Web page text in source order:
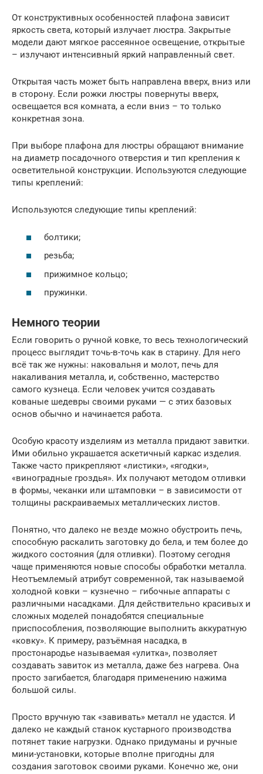
От конструктивных особенностей плафона зависит
яркость света, который излучает люстра. Закрытые
модели дают мягкое рассеянное освещение, открытые
– излучают интенсивный яркий направленный свет.
Открытая часть может быть направлена вверх, вниз или
в сторону. Если рожки люстры повернуты вверх,
освещается вся комната, а если вниз – то только
конкретная зона.
При выборе плафона для люстры обращают внимание
на диаметр посадочного отверстия и тип крепления к
осветительной конструкции. Используются следующие
типы креплений:
Используются следующие типы креплений:
болтики;
резьба;
прижимное кольцо;
пружинки.
Немного теории
Если говорить о ручной ковке, то весь технологический
процесс выглядит точь-в-точь как в старину. Для него
всё так же нужны: наковальня и молот, печь для
накаливания металла, и, собственно, мастерство
самого кузнеца. Если человек учится создавать
кованые шедевры своими руками — с этих базовых
основ обычно и начинается работа.
Особую красоту изделиям из металла придают завитки.
Ими обильно украшается аскетичный каркас изделия.
Также часто прикрепляют «листики», «ягодки»,
«виноградные гроздья». Их получают методом отливки
в формы, чеканки или штамповки – в зависимости от
толщины раскраиваемых металлических листов.
Понятно, что далеко не везде можно обустроить печь,
способную раскалить заготовку до бела, и тем более до
жидкого состояния (для отливки). Поэтому сегодня
чаще применяются новые способы обработки металла.
Неотъемлемый атрибут современной, так называемой
холодной ковки – кузнечно – гибочные аппараты с
различными насадками. Для действительно красивых и
сложных моделей понадобятся специальные
приспособления, позволяющие выполнить аккуратную
«ковку». К примеру, разъёмная насадка, в
простонародье называемая «улитка», позволяет
создавать завиток из металла, даже без нагрева. Она
просто загибается, благодаря применению нажима
большой силы.
Просто вручную так «завивать» металл не удастся. И
далеко не каждый станок кустарного производства
потянет такие нагрузки. Однако придуманы и ручные
мини-установки, которые вполне пригодны для
создания заготовок своими руками. Конечно же, они